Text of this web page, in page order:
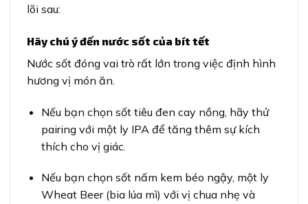
lõi sau:
Hãy chú ý đến nước sốt của bít tết
Nước sốt đóng vai trò rất lớn trong việc định hình
hương vị món ăn.
Nếu bạn chọn sốt tiêu đen cay nồng, hãy thử
pairing với một ly IPA để tăng thêm sự kích
thích cho vị giác.
Nếu bạn chọn sốt nấm kem béo ngậy, một ly
Wheat Beer (bia lúa mì) với vị chua nhẹ và